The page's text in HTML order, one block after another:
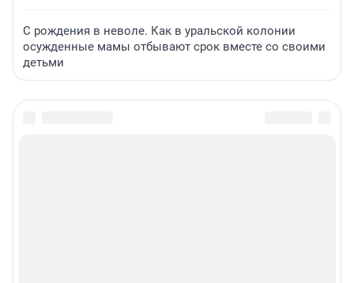
С рождения в неволе. Как в уральской колонии
осужденные мамы отбывают срок вместе со своими
детьми